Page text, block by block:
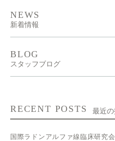
NEWS
新着情報
BLOG
スタッフブログ
RECENT POSTS 最近
国際ラドンアルファ線臨床研究